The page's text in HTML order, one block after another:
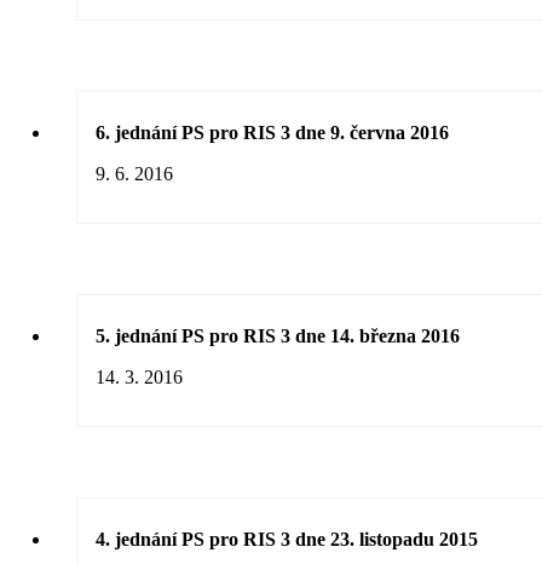
6. jednání PS pro RIS 3 dne 9. června 2016
9. 6. 2016
5. jednání PS pro RIS 3 dne 14. března 2016
14. 3. 2016
4. jednání PS pro RIS 3 dne 23. listopadu 2015